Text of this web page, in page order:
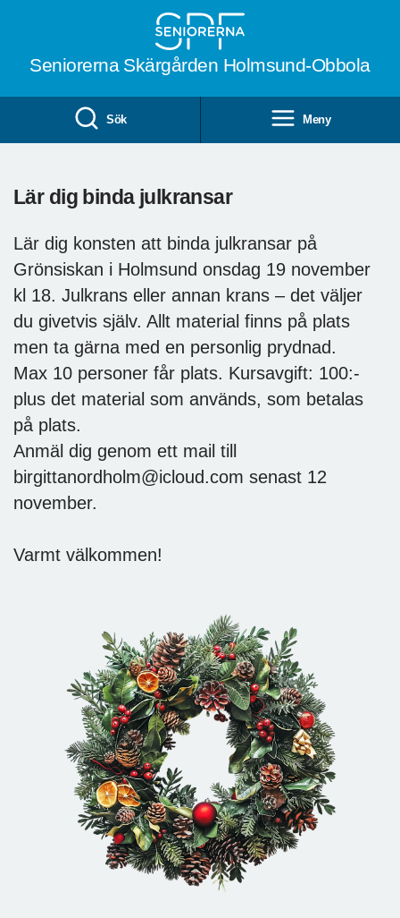
Seniorerna Skärgården Holmsund-Obbola
Sök Meny
Lär dig binda julkransar
Lär dig konsten att binda julkransar på
Grönsiskan i Holmsund onsdag 19 november
kl 18. Julkrans eller annan krans – det väljer
du givetvis själv. Allt material finns på plats
men ta gärna med en personlig prydnad.
Max 10 personer får plats. Kursavgift: 100:-
plus det material som används, som betalas
på plats.
Anmäl dig genom ett mail till
birgittanordholm@icloud.com senast 12
november.
Varmt välkommen!